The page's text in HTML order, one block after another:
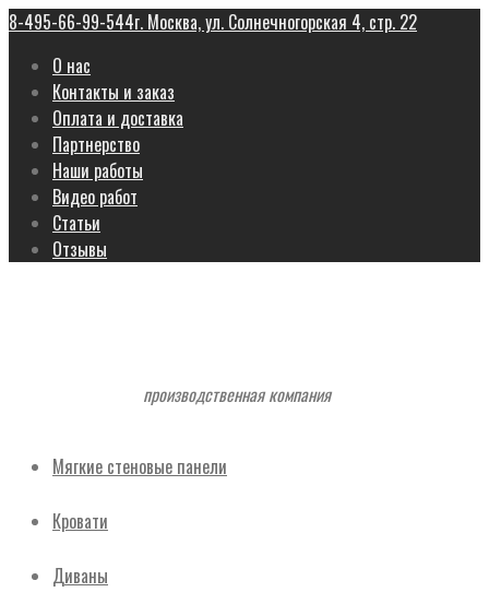
8-495-66-99-544г. Москва, ул. Солнечногорская 4, стр. 22
О нас
Контакты и заказ
Оплата и доставка
Партнерство
Наши работы
Видео работ
Статьи
Отзывы
производственная компания
Мягкие стеновые панели
Кровати
Диваны